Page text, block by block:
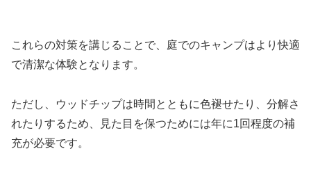
これらの対策を講じることで、庭でのキャンプはより快適
で清潔な体験となります。
ただし、ウッドチップは時間とともに色褪せたり、分解さ
れたりするため、見た目を保つためには年に1回程度の補
充が必要です。